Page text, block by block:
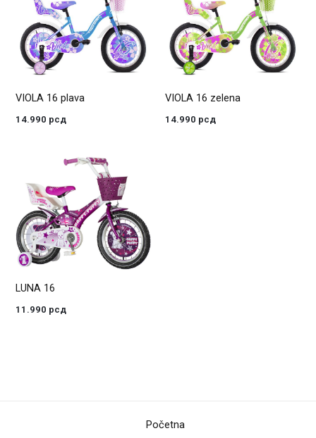
VIOLA 16 plava
14.990 рсд
VIOLA 16 zelena
14.990 рсд
LUNA 16
11.990 рсд
Početna